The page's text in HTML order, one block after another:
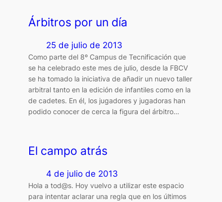
Árbitros por un día
25 de julio de 2013
Como parte del 8º Campus de Tecnificación que
se ha celebrado este mes de julio, desde la FBCV
se ha tomado la iniciativa de añadir un nuevo taller
arbitral tanto en la edición de infantiles como en la
de cadetes. En él, los jugadores y jugadoras han
podido conocer de cerca la figura del árbitro…
El campo atrás
4 de julio de 2013
Hola a tod@s. Hoy vuelvo a utilizar este espacio
para intentar aclarar una regla que en los últimos